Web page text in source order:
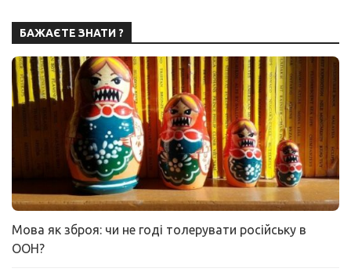
БАЖАЄТЕ ЗНАТИ ?
Мова як зброя: чи не годі толерувати російську в
ООН?